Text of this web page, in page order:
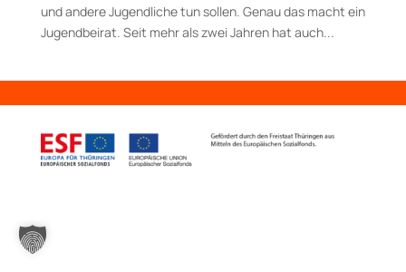
und andere Jugendliche tun sollen. Genau das macht ein
Jugendbeirat. Seit mehr als zwei Jahren hat auch...